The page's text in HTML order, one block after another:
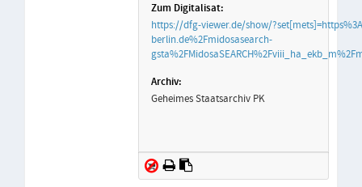
https://dfg-viewer.de/show/
berlin.de%2Fmidosasearch-
Geheimes Staatsarchiv PK